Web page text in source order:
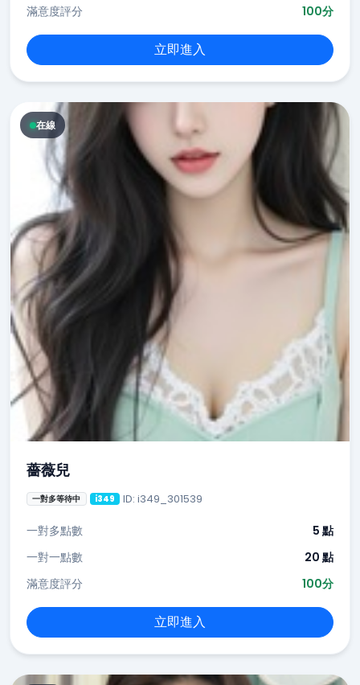
滿意度評分
100分
立即進入
在線
薔薇兒
一對多等待中 i349 ID: i349_301539
一對多點數
5 點
一對一點數
20 點
滿意度評分
100分
立即進入